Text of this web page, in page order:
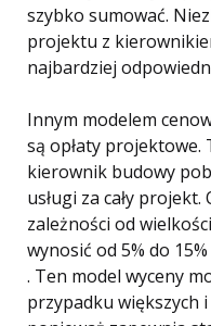
szybko sumować.
projektu z
najbardziej
Innym modelem
są opłaty projektowe.
kierownik budowy
usługi za cały
zależności od
wynosić od 5% do
. Ten model wyceny
przypadku większych